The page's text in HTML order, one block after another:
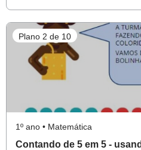
Plano 2 de 10
1º ano • Matemática
Contando de 5 em 5 -